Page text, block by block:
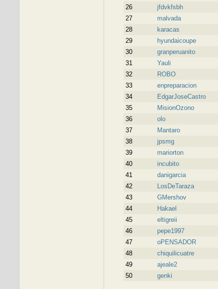
26
jfdvkfsbh
27
malvada
28
karacas
29
hyundaicoupe
30
granperuanito
31
Yauli
32
ROBO
33
enpreparacion
34
EdgarJoseCastro
35
MisionOzono
36
olo
37
Mantaro
38
jpsmg
39
mariorton
40
incubito
41
danigarcia
42
LosDeTaraza
43
GMershov
44
Hakael
45
eltigreii
46
pepe1997
47
oPENSADOR
48
chiquilicuatre
49
ajeale2
50
genki